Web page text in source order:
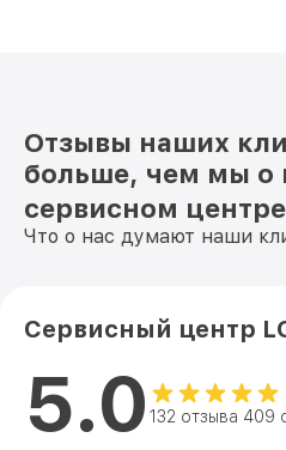
Отзывы наших
больше, чем мы о
сервисном центре
Что о нас думают наши
Сервисный центр
5.0 132 отзыва 409